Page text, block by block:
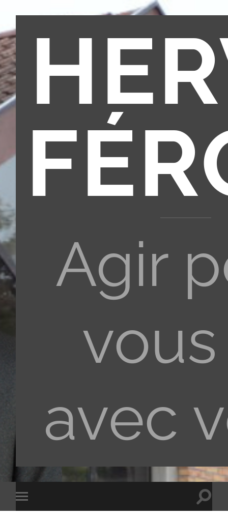
Agir
avec
Toggle
mobile
Toggle